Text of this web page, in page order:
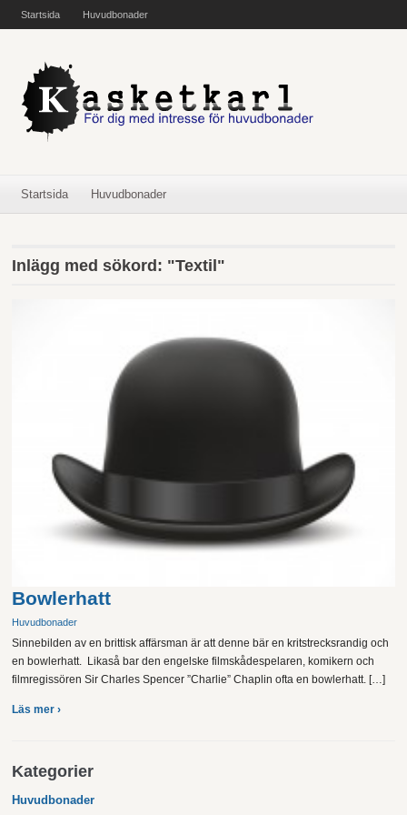
Startsida Huvudbonader
Startsida Huvudbonader
Inlägg med sökord: "Textil"
Bowlerhatt
Huvudbonader
Sinnebilden av en brittisk affärsman är att denne bär en kritstrecksrandig och
en bowlerhatt. Likaså bar den engelske filmskådespelaren, komikern och
filmregissören Sir Charles Spencer ”Charlie” Chaplin ofta en bowlerhatt. […]
Läs mer ›
Kategorier
Huvudbonader